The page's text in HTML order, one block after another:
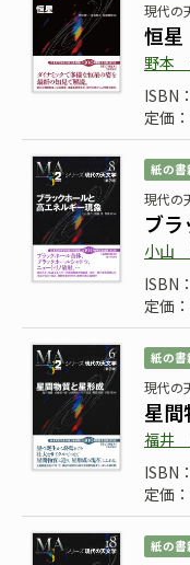
現代の
恒星
野本
ISBN
定価
紙の書
現代の
ブ
小山
ISBN
定価
紙の書
現代の
星間
福井
ISBN
定価
紙の書